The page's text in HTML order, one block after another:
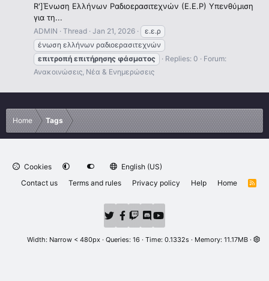
R']Ένωση Ελλήνων Ραδιοερασιτεχνών (Ε.Ε.Ρ) Υπενθύμιση
για τη...
ADMIN Thread Jan 21, 2026
ε.ε.ρ
ένωση ελλήνων ραδιοερασιτεχνών
επιτροπή επιτήρησης φάσματος Replies: 0
Forum:
Ανακοινώσεις, Νέα & Ενημερώσεις
Home Tags
Cookies
English (US)
Contact us
Terms and rules Privacy policy Help Home
R
Width Queries 16 Time 0.1332s Memory 11.17MB